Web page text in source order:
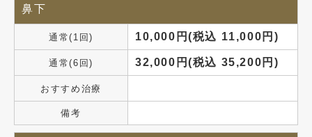
鼻下
通常(1回) 10,000円(税込 11,000円)
通常(6回) 32,000円(税込 35,200円)
おすすめ治療
備考